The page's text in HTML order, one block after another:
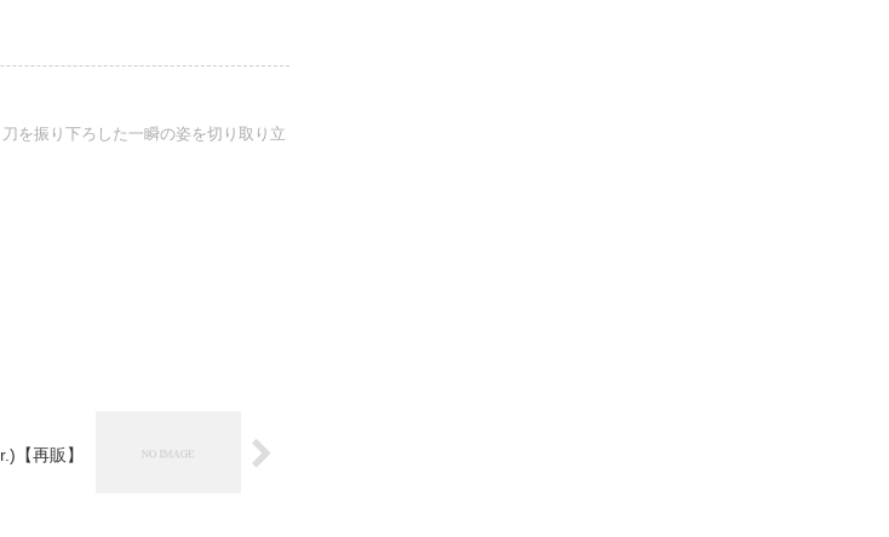
を振り下ろした一瞬の姿を切り取り立
【再販】